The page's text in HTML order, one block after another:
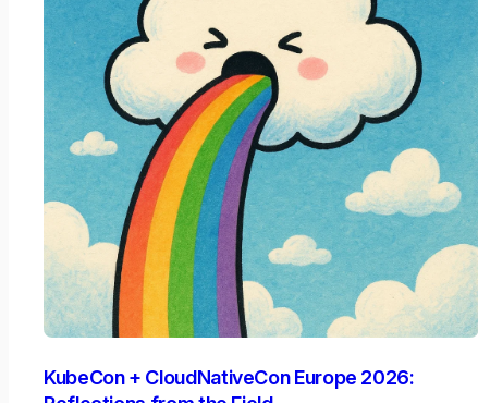
KubeCon + CloudNativeCon Europe 2026: